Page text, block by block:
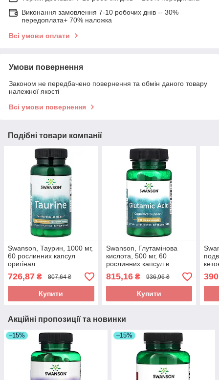
Виконання замовлення 7-10 робочих днів -- 30%
передоплата+ 70% наложка
Всі умови оплати
Умови повернення
Законом не передбачено повернення та обмін даного товару
належної якості
Всі умови повернення
Подібні товари компанії
Swanson, Таурин, 1000 мг,
60 рослинних капсул
оригінал
726,87 ₴ 807,64 ₴
Купити
Swanson, Глутамінова
кислота, 500 мг, 60
рослинних капсул в
Україні оригінал
815,16₴ 936,96 ₴
Купити
Акційні пропозиції та новинки
–15% –15%